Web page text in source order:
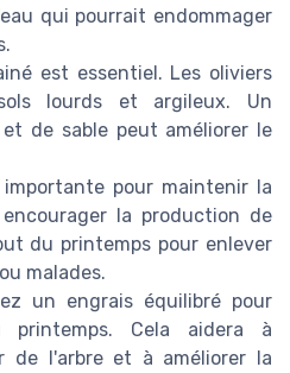
qui pourrait endommager
est essentiel. Les oliviers
lourds et argileux. Un
de sable peut améliorer le
pour maintenir la
la production de
du printemps pour enlever
malades.
un engrais équilibré pour
printemps. Cela aidera à
de l'arbre et à améliorer la